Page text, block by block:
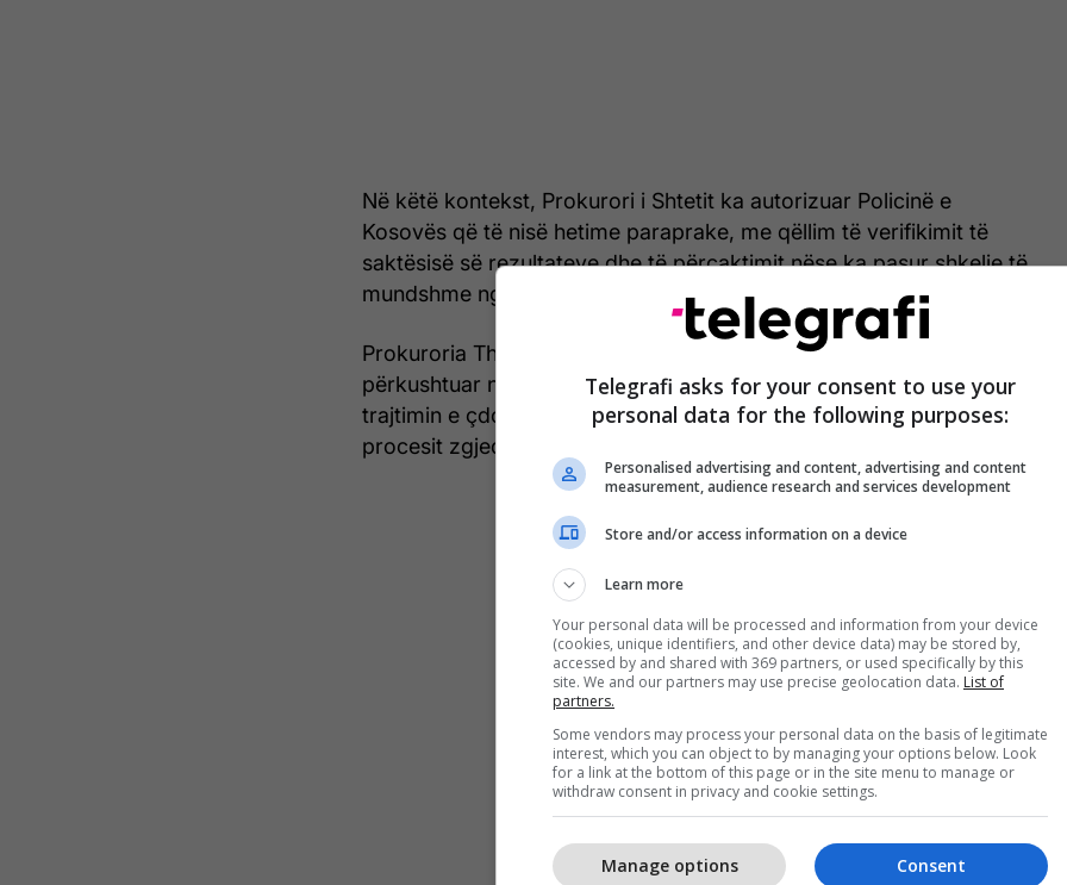
Në këtë kontekst, Prokurori i Shtetit ka autorizuar Policinë e
Kosovës që të nisë hetime paraprake, me qëllim të verifikimit të
saktësisë së rezultateve dhe të përcaktimit nëse ka pasur shkelje të
mundshme nga persona përgjegjës.
Prokuroria Themelore në Prishtinë ka theksuar se mbetet e
përkushtuar në mbrojtjen e votës së lirë të qytetarëve dhe në
trajtimin e çdo rasti të dyshuar, me synim ruajtjen e integritetit të
procesit zgjedhor dhe sundimin e ligjit. /
Telegrafi asks for your consent to use your
personal data for the following purposes:
Personalised advertising and content, advertising and content
measurement, audience research and services development
Store and/or access information on a device
Learn more
Your personal data will be processed and information from your device
(cookies, unique identifiers, and other device data) may be stored by,
accessed by and shared with 369 partners, or used specifically by this
site. We and our partners may use precise geolocation data. List of
partners.
Some vendors may process your personal data on the basis of legitimate
interest, which you can object to by managing your options below. Look
for a link at the bottom of this page or in the site menu to manage or
withdraw consent in privacy and cookie settings.
Consent
Manage options